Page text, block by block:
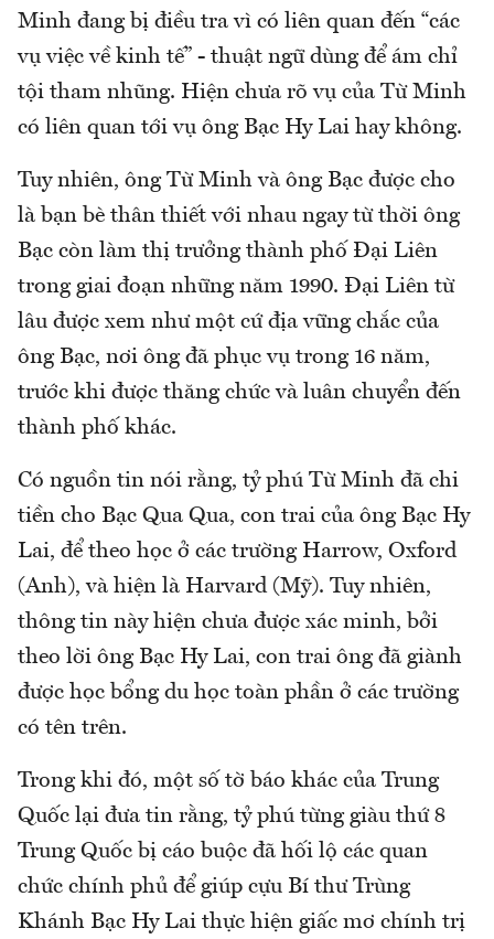
Minh đang bị điều tra vì có liên quan đến “các
vụ việc về kinh tế” - thuật ngữ dùng để ám chỉ
tội tham nhũng. Hiện chưa rõ vụ của Từ Minh
có liên quan tới vụ ông Bạc Hy Lai hay không.
Tuy nhiên, ông Từ Minh và ông Bạc được cho
là bạn bè thân thiết với nhau ngay từ thời ông
Bạc còn làm thị trưởng thành phố Đại Liên
trong giai đoạn những năm 1990. Đại Liên từ
lâu được xem như một cứ địa vững chắc của
ông Bạc, nơi ông đã phục vụ trong 16 năm,
trước khi được thăng chức và luân chuyển đến
thành phố khác.
Có nguồn tin nói rằng, tỷ phú Từ Minh đã chi
tiền cho Bạc Qua Qua, con trai của ông Bạc Hy
Lai, để theo học ở các trường Harrow, Oxford
(Anh), và hiện là Harvard (Mỹ). Tuy nhiên,
thông tin này hiện chưa được xác minh, bởi
theo lời ông Bạc Hy Lai, con trai ông đã giành
được học bổng du học toàn phần ở các trường
có tên trên.
Trong khi đó, một số tờ báo khác của Trung
Quốc lại đưa tin rằng, tỷ phú từng giàu thứ 8
Trung Quốc bị cáo buộc đã hối lộ các quan
chức chính phủ để giúp cựu Bí thư Trùng
Khánh Bạc Hy Lai thực hiện giấc mơ chính trị